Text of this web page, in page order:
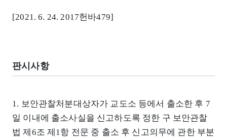
[2021. 6. 24. 2017헌바479]
판시사항
1. 보안관찰처분대상자가 교도소 등에서 출소한 후 7
일 이내에 출소사실을 신고하도록 정한 구 보안관찰
법 제6조 제1항 전문 중 출소 후 신고의무에 관한 부분